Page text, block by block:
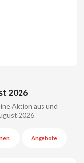
2026
Aktion aus und
2026
Angebote